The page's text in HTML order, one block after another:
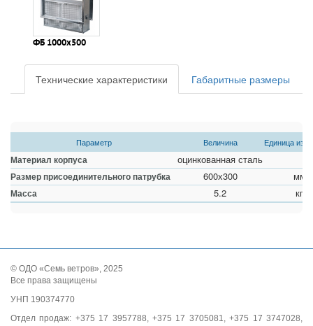
ФБ 1000х500
Технические характеристики Габаритные размеры
Параметр Величина Единица
Материал корпуса оцинкованная сталь
Размер присоединительного патрубка 600х300 мм
Масса 5.2 кг
© ОДО «Семь ветров», 2025
Все права защищены
УНП 190374770
Отдел продаж: +375 17 3957788, +375 17 3705081, +375 17 3747028,